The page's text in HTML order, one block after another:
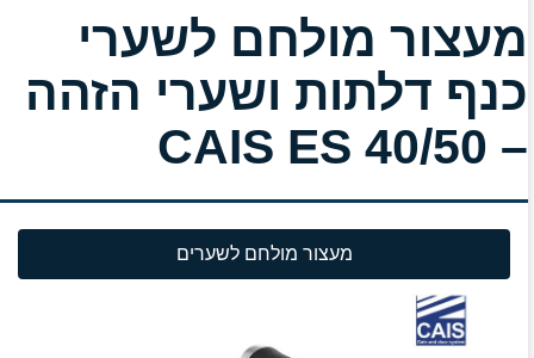
מעצור מולחם לשערי
כנף דלתות ושערי הזהה
– CAIS ES 40/50
מעצור מולחם לשערים